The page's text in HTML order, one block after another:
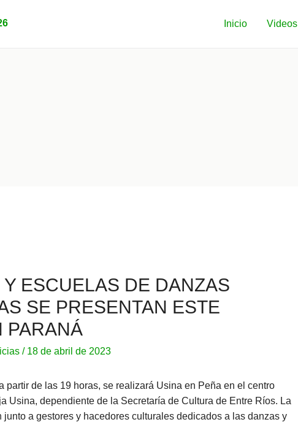
Inicio Videos
ESCUELAS DE DANZAS
SE PRESENTAN ESTE
PARANÁ
/ 18 de abril de 2023
partir de las 19 horas, se realizará Usina en Peña en el centro
Usina, dependiente de la Secretaría de Cultura de Entre Ríos. La
a gestores y hacedores culturales dedicados a las danzas y